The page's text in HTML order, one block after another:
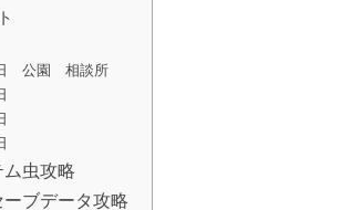
公園 相談所
虫攻略
ブデータ攻略